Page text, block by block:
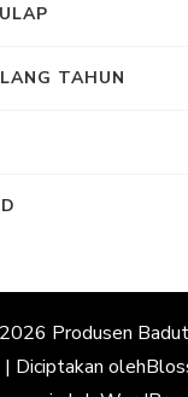
TAHUN
Produsen Badut
Diciptakan oleh